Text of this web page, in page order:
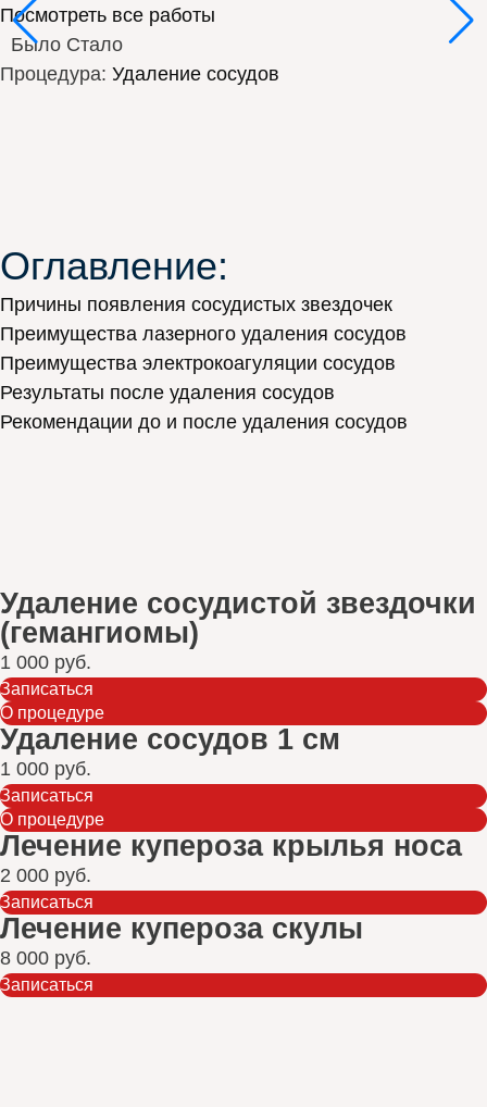
Посмотреть все работы
Было Стало
Процедура: Удаление сосудов
Оглавление:
Причины появления сосудистых звездочек
Преимущества лазерного удаления сосудов
Преимущества электрокоагуляции сосудов
Результаты после удаления сосудов
Рекомендации до и после удаления сосудов
Удаление сосудистой звездочки
(гемангиомы)
1 000 руб.
Записаться
О процедуре
Удаление сосудов 1 см
1 000 руб.
Записаться
О процедуре
Лечение купероза крылья носа
2 000 руб.
Записаться
Лечение купероза скулы
8 000 руб.
Записаться